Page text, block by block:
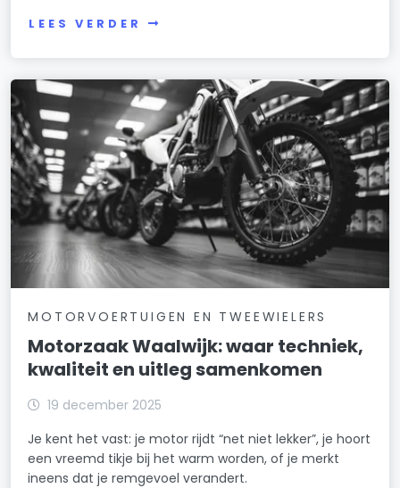
LEES VERDER
MOTORVOERTUIGEN EN TWEEWIELERS
Motorzaak Waalwijk: waar techniek,
kwaliteit en uitleg samenkomen
19 december 2025
Je kent het vast: je motor rijdt “net niet lekker”, je hoort
een vreemd tikje bij het warm worden, of je merkt
ineens dat je remgevoel verandert.